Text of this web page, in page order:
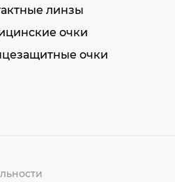
линзы
очки
очки